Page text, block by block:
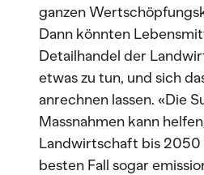
ganzen
Dann könnten
Detailhandel der
etwas zu tun, und sich
anrechnen lassen. «Die
Massnahmen kann
Landwirtschaft bis 2050
besten Fall sogar